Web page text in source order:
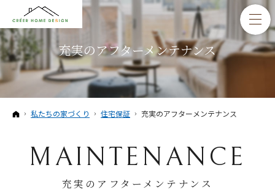
充実のアフターメンテナンス
ホーム
私たちの家づくり 住宅保証 充実のアフターメンテナンス
MAINTENANCE
充実のアフターメンテナンス